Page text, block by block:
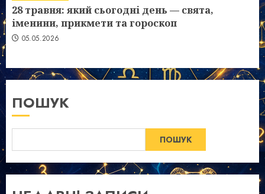
28 травня: який сьогодні день — свята,
іменини, прикмети та гороскоп
05.05.2026
ПОШУК
ПОШУК